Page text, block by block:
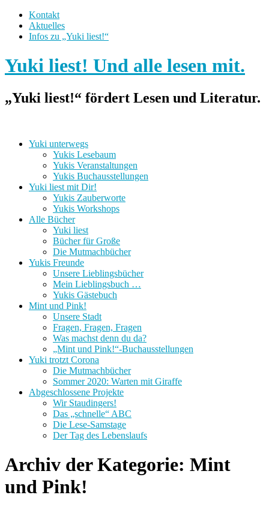
Kontakt
Aktuelles
Infos zu „Yuki liest!“
Yuki liest! Und alle lesen mit.
„Yuki liest!“ fördert Lesen und Literatur.
Yuki unterwegs
Yukis Lesebaum
Yukis Veranstaltungen
Yukis Buchausstellungen
Yuki liest mit Dir!
Yukis Zauberworte
Yukis Workshops
Alle Bücher
Yuki liest
Bücher für Große
Die Mutmachbücher
Yukis Freunde
Unsere Lieblingsbücher
Mein Lieblingsbuch …
Yukis Gästebuch
Mint und Pink!
Unsere Stadt
Fragen, Fragen, Fragen
Was machst denn du da?
„Mint und Pink!“-Buchausstellungen
Yuki trotzt Corona
Die Mutmachbücher
Sommer 2020: Warten mit Giraffe
Abgeschlossene Projekte
Wir Staudingers!
Das „schnelle“ ABC
Die Lese-Samstage
Der Tag des Lebenslaufs
Archiv der Kategorie: Mint
und Pink!